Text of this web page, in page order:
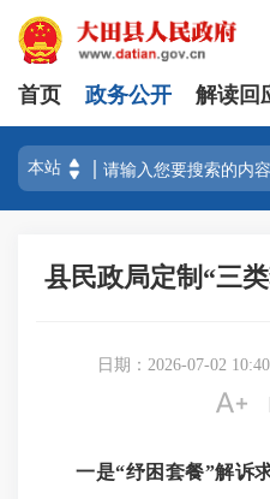
首页 政务公开 解读回
县民政局定制“三
日期：2026-07-02 10:40

一是“纾困套餐”解诉